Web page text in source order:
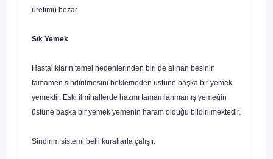
üreti­mi) bozar.
Sık Yemek
Hastalıkların temel nedenlerinden biri de alınan besinin
tamamen sin­dirilmesini beklemeden üstüne başka bir yemek
yemektir. Eski ilmihallerde hazmı tamamlanmamış yemeğin
üstüne başka bir yemek yemenin haram olduğu bildirilmektedir.
Sindirim sistemi belli kurallarla çalışır.